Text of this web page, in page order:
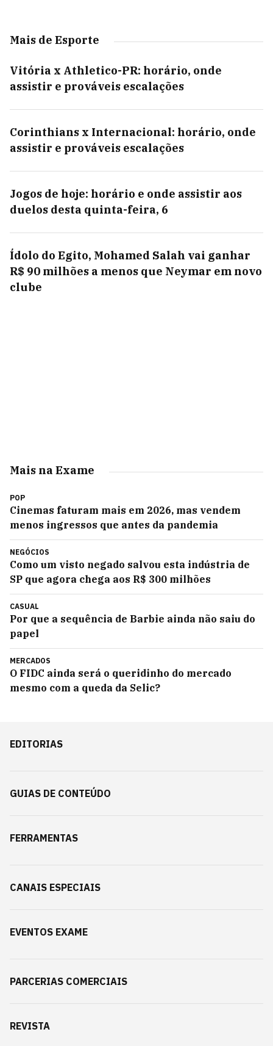
Mais de Esporte
Vitória x Athletico-PR: horário, onde
assistir e prováveis escalações
Corinthians x Internacional: horário, onde
assistir e prováveis escalações
Jogos de hoje: horário e onde assistir aos
duelos desta quinta-feira, 6
Ídolo do Egito, Mohamed Salah vai ganhar
R$ 90 milhões a menos que Neymar em novo
clube
Mais na Exame
POP
Cinemas faturam mais em 2026, mas vendem
menos ingressos que antes da pandemia
NEGÓCIOS
Como um visto negado salvou esta indústria de
SP que agora chega aos R$ 300 milhões
CASUAL
Por que a sequência de Barbie ainda não saiu do
papel
MERCADOS
O FIDC ainda será o queridinho do mercado
mesmo com a queda da Selic?
EDITORIAS
GUIAS DE CONTEÚDO
FERRAMENTAS
CANAIS ESPECIAIS
EVENTOS EXAME
PARCERIAS COMERCIAIS
REVISTA